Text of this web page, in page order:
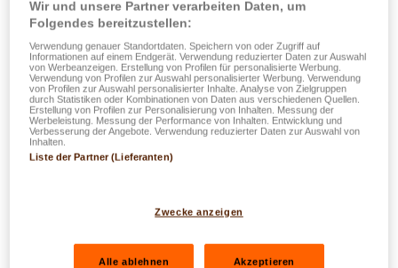
Wir und unsere Partner verarbeiten Daten, um
Folgendes bereitzustellen:
Verwendung genauer Standortdaten. Speichern von oder Zugriff auf
Informationen auf einem Endgerät. Verwendung reduzierter Daten zur Auswahl
von Werbeanzeigen. Erstellung von Profilen für personalisierte Werbung.
Verwendung von Profilen zur Auswahl personalisierter Werbung. Verwendung
von Profilen zur Auswahl personalisierter Inhalte. Analyse von Zielgruppen
durch Statistiken oder Kombinationen von Daten aus verschiedenen Quellen.
Erstellung von Profilen zur Personalisierung von Inhalten. Messung der
Werbeleistung. Messung der Performance von Inhalten. Entwicklung und
Verbesserung der Angebote. Verwendung reduzierter Daten zur Auswahl von
Inhalten.
Liste der Partner (Lieferanten)
Zwecke anzeigen
Alle ablehnen Akzeptieren